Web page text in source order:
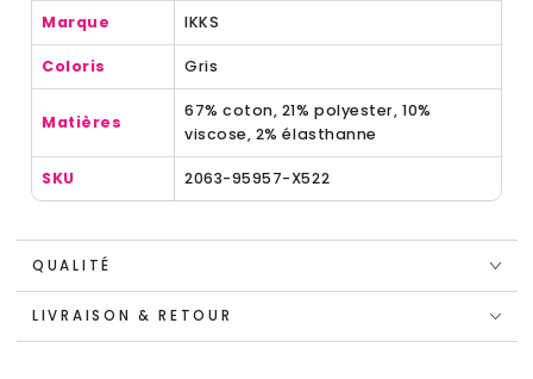
Marque IKKS
Coloris Gris
Matières
67% coton, 21% polyester, 10%
viscose, 2% élasthanne
SKU 2063-95957-X522
QUALITÉ
LIVRAISON & RETOUR